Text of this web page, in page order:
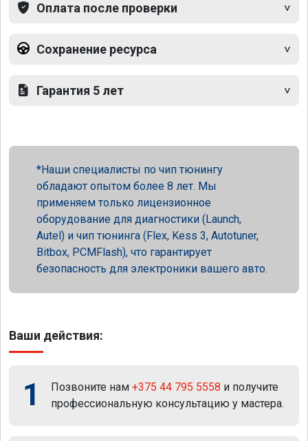
Оплата после проверки
Сохранение ресурса
Гарантия 5 лет
Наши специалисты по чип тюнингу
обладают опытом более 8 лет. Мы
применяем только лицензионное
оборудование для диагностики (Launch,
Autel) и чип тюнинга (Flex, Kess 3, Autotuner,
Bitbox, PCMFlash), что гарантирует
безопасность для электроники вашего авто.
Ваши действия:
1 Позвоните нам +375 44 795 5558 и получите
профессиональную консультацию у мастера.